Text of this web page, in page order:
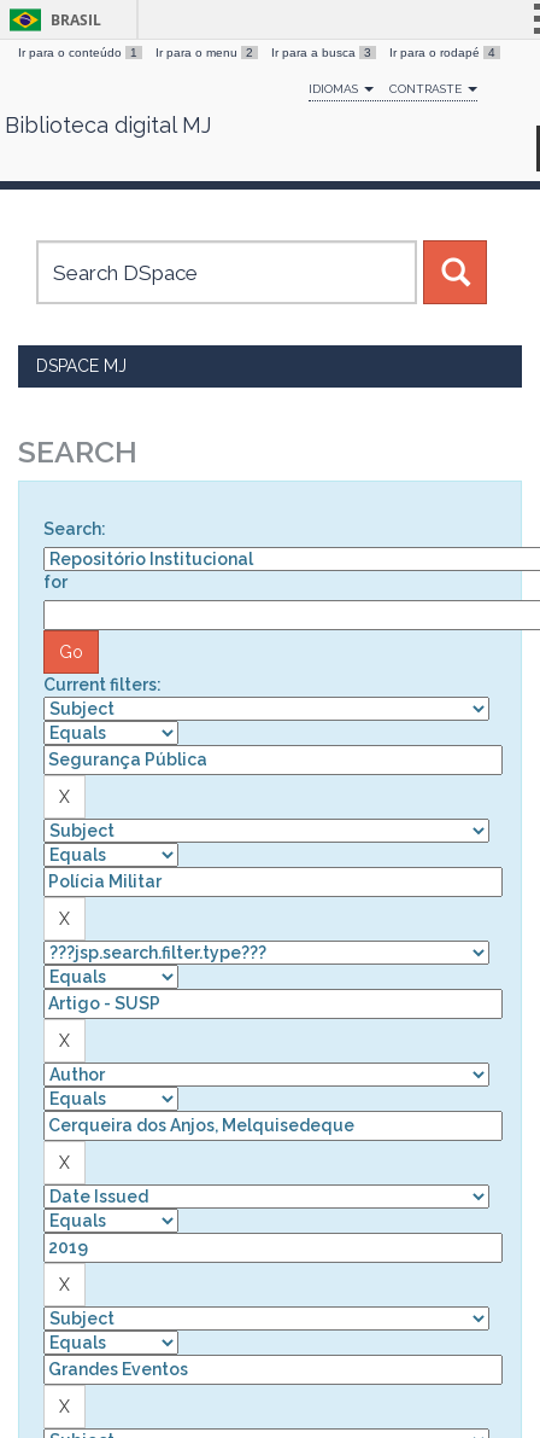
Skip
BRASIL
Simplifique!
Comunica BR
Canais
Ir para o conteúdo 1 Ir para o menu 2 Ir para a busca 3 Ir para o rodapé 4
IDIOMAS CONTRASTE
Biblioteca digital MJ
DSPACE MJ
SEARCH
Search:
for
Current filters: